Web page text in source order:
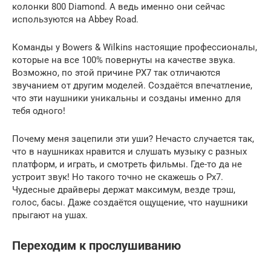
колонки 800 Diamond. А ведь именно они сейчас
используются на Abbey Road.
Команды у Bowers & Wilkins настоящие профессионалы,
которые на все 100% повернуты на качестве звука.
Возможно, по этой причине PX7 так отличаются
звучанием от другим моделей. Создаётся впечатление,
что эти наушники уникальны и созданы именно для
тебя одного!
Почему меня зацепили эти уши? Нечасто случается так,
что в наушниках нравится и слушать музыку с разных
платформ, и играть, и смотреть фильмы. Где-то да не
устроит звук! Но такого точно не скажешь о Px7.
Чудесные драйверы держат максимум, везде трэш,
голос, басы. Даже создаётся ощущение, что наушники
прыгают на ушах.
Переходим к прослушиванию